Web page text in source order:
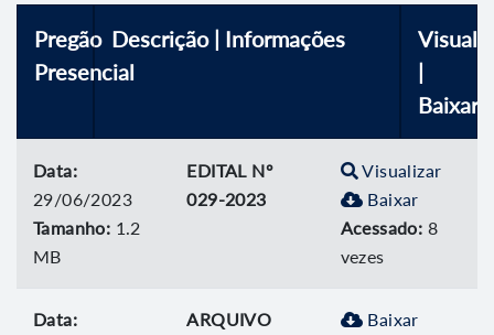
Pregão
Presencial
Descrição | Informações
|
Baixar
Data:
29/06/2023
Tamanho: 1.2
MB
EDITAL Nº
029-2023
Visualizar
Baixar
Acessado: 8
vezes
Data:
ARQUIVO
Baixar